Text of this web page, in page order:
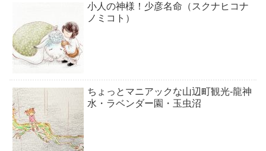
小人の神様！少彦名命（スクナヒコナ
ノミコト）
ちょっとマニアックな山辺町観光-龍神
水・ラベンダー園・玉虫沼